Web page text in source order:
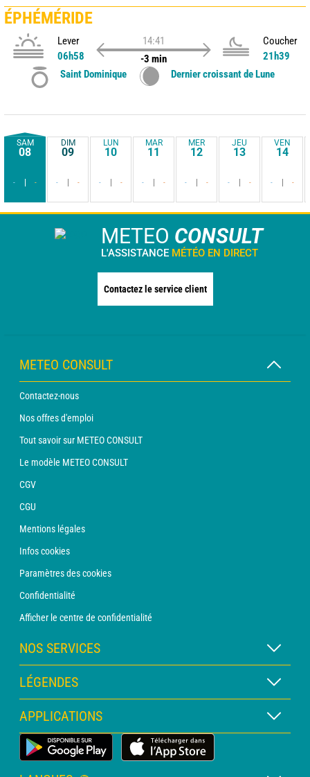
ÉPHÉMÉRIDE
Lever
06h58
14:41
-3 min
Coucher
21h39
Saint Dominique
Dernier croissant de Lune
SAM
08
- -
DIM
09
- -
LUN
10
- -
MAR
11
- -
MER
12
- -
JEU
13
- -
VEN
14
- -
METEO CONSULT
L'ASSISTANCE MÉTÉO EN DIRECT
Contactez le service client
METEO CONSULT
Contactez-nous
Nos offres d'emploi
Tout savoir sur METEO CONSULT
Le modèle METEO CONSULT
CGV
CGU
Mentions légales
Infos cookies
Paramètres des cookies
Confidentialité
Afficher le centre de confidentialité
NOS SERVICES
Abonnement METEO Xpert
Abonnement METEO PRO
Consultation avec un prévisionniste
Bulletin PRO
LÉGENDES
Légende des cartes
Légende des pictogrammes
Glossaire
APPLICATIONS
Application Météo Terrestre